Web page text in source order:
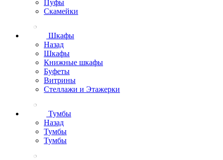
Пуфы
Скамейки
Шкафы
Назад
Шкафы
Книжные шкафы
Буфеты
Витрины
Стеллажи и Этажерки
Тумбы
Назад
Тумбы
Тумбы